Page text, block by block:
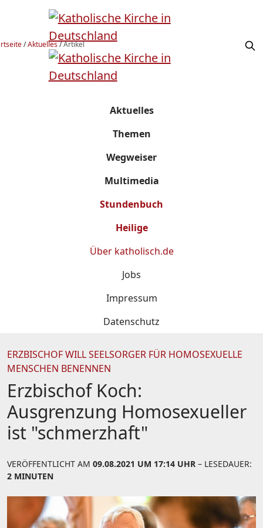
/Aktuelles/Artikel
Aktuelles
Themen
Wegweiser
Multimedia
Stundenbuch
Heilige
Über katholisch.de
Jobs
Impressum
Datenschutz
ERZBISCHOF WILL SEELSORGER FÜR HOMOSEXUELLE
MENSCHEN BENENNEN
Erzbischof Koch:
Ausgrenzung Homosexueller
ist "schmerzhaft"
VERÖFFENTLICHT AM 09.08.2021 UM 17:14 UHR – LESEDAUER:
2 MINUTEN